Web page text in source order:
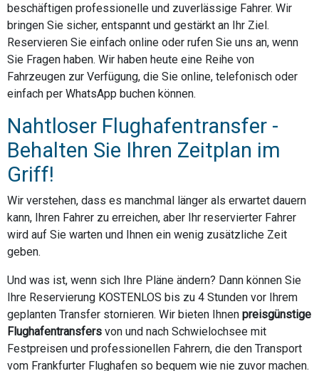
beschäftigen professionelle und zuverlässige Fahrer. Wir
bringen Sie sicher, entspannt und gestärkt an Ihr Ziel.
Reservieren Sie einfach online oder rufen Sie uns an, wenn
Sie Fragen haben. Wir haben heute eine Reihe von
Fahrzeugen zur Verfügung, die Sie online, telefonisch oder
einfach per WhatsApp buchen können.
Nahtloser Flughafentransfer -
Behalten Sie Ihren Zeitplan im
Griff!
Wir verstehen, dass es manchmal länger als erwartet dauern
kann, Ihren Fahrer zu erreichen, aber Ihr reservierter Fahrer
wird auf Sie warten und Ihnen ein wenig zusätzliche Zeit
geben.
Und was ist, wenn sich Ihre Pläne ändern? Dann können Sie
Ihre Reservierung KOSTENLOS bis zu 4 Stunden vor Ihrem
geplanten Transfer stornieren. Wir bieten Ihnen preisgünstige
Flughafentransfers von und nach Schwielochsee mit
Festpreisen und professionellen Fahrern, die den Transport
vom Frankfurter Flughafen so bequem wie nie zuvor machen.